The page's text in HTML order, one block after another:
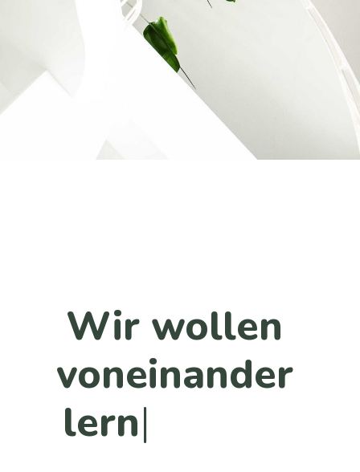
Wir wollen
voneinander
lernen, uns